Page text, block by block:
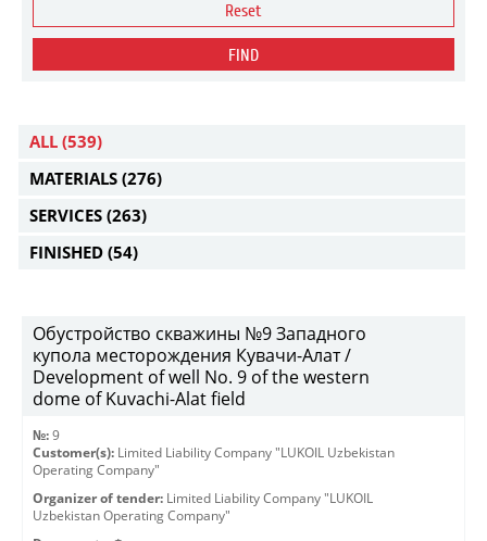
Reset
FIND
ALL (539)
MATERIALS (276)
SERVICES (263)
FINISHED (54)
Обустройство скважины №9 Западного
купола месторождения Кувачи-Алат /
Development of well No. 9 of the western
dome of Kuvachi-Alat field
№: 9
Customer(s): Limited Liability Company "LUKOIL Uzbekistan
Operating Company"
Organizer of tender: Limited Liability Company "LUKOIL
Uzbekistan Operating Company"